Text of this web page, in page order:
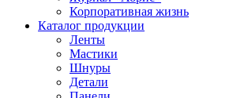
Корпоративная жизнь
Каталог продукции
Ленты
Мастики
Шнуры
Детали